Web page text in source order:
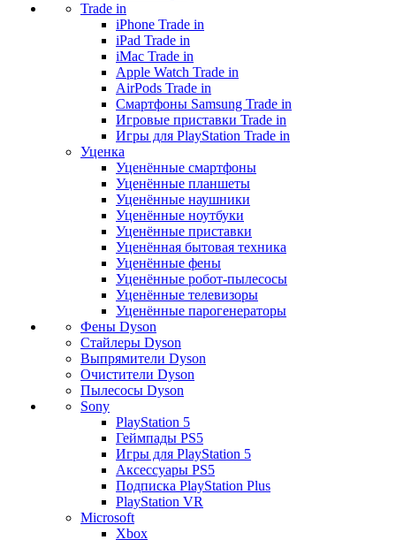
Trade in
iPhone Trade in
iPad Trade in
iMac Trade in
Apple Watch Trade in
AirPods Trade in
Смартфоны Samsung Trade in
Игровые приставки Trade in
Игры для PlayStation Trade in
Уценка
Уценённые смартфоны
Уценённые планшеты
Уценённые наушники
Уценённые ноутбуки
Уценённые приставки
Уценённая бытовая техника
Уценённые фены
Уценённые робот-пылесосы
Уценённые телевизоры
Уценённые парогенераторы
Фены Dyson
Стайлеры Dyson
Выпрямители Dyson
Очистители Dyson
Пылесосы Dyson
Sony
PlayStation 5
Геймпады PS5
Игры для PlayStation 5
Аксессуары PS5
Подписка PlayStation Plus
PlayStation VR
Microsoft
Xbox